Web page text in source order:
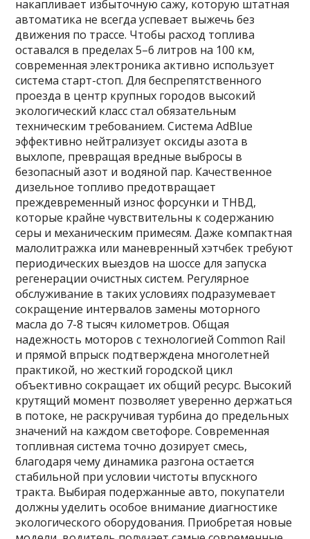
накапливает избыточную сажу, которую штатная
автоматика не всегда успевает выжечь без
движения по трассе. Чтобы расход топлива
оставался в пределах 5–6 литров на 100 км,
современная электроника активно использует
система старт-стоп. Для беспрепятственного
проезда в центр крупных городов высокий
экологический класс стал обязательным
техническим требованием. Система AdBlue
эффективно нейтрализует оксиды азота в
выхлопе, превращая вредные выбросы в
безопасный азот и водяной пар. Качественное
дизельное топливо предотвращает
преждевременный износ форсунки и ТНВД,
которые крайне чувствительны к содержанию
серы и механическим примесям. Даже компактная
малолитражка или маневренный хэтчбек требуют
периодических выездов на шоссе для запуска
регенерации очистных систем. Регулярное
обслуживание в таких условиях подразумевает
сокращение интервалов замены моторного
масла до 7-8 тысяч километров. Общая
надежность моторов с технологией Common Rail
и прямой впрыск подтверждена многолетней
практикой, но жесткий городской цикл
объективно сокращает их общий ресурс. Высокий
крутящий момент позволяет уверенно держаться
в потоке, не раскручивая турбина до предельных
значений на каждом светофоре. Современная
топливная система точно дозирует смесь,
благодаря чему динамика разгона остается
стабильной при условии чистоты впускного
тракта. Выбирая подержанные авто, покупатели
должны уделить особое внимание диагностике
экологического оборудования. Приобретая новые